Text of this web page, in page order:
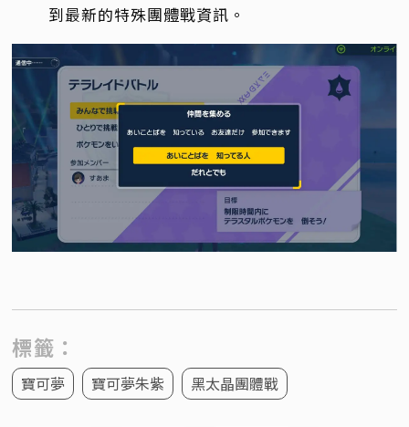
到最新的特殊團體戰資訊。
標籤：
寶可夢 寶可夢朱紫 黑太晶團體戰